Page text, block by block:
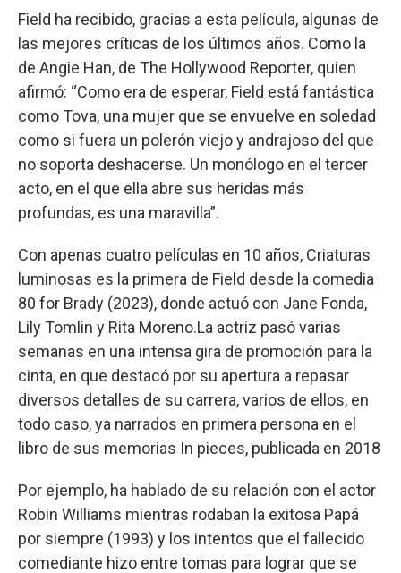
Field ha recibido, gracias a esta película, algunas de
las mejores críticas de los últimos años. Como la
de Angie Han, de The Hollywood Reporter, quien
afirmó: “Como era de esperar, Field está fantástica
como Tova, una mujer que se envuelve en soledad
como si fuera un polerón viejo y andrajoso del que
no soporta deshacerse. Un monólogo en el tercer
acto, en el que ella abre sus heridas más
profundas, es una maravilla”.
Con apenas cuatro películas en 10 años, Criaturas
luminosas es la primera de Field desde la comedia
80 for Brady (2023), donde actuó con Jane Fonda,
Lily Tomlin y Rita Moreno.La actriz pasó varias
semanas en una intensa gira de promoción para la
cinta, en que destacó por su apertura a repasar
diversos detalles de su carrera, varios de ellos, en
todo caso, ya narrados en primera persona en el
libro de sus memorias In pieces, publicada en 2018
Por ejemplo, ha hablado de su relación con el actor
Robin Williams mientras rodaban la exitosa Papá
por siempre (1993) y los intentos que el fallecido
comediante hizo entre tomas para lograr que se